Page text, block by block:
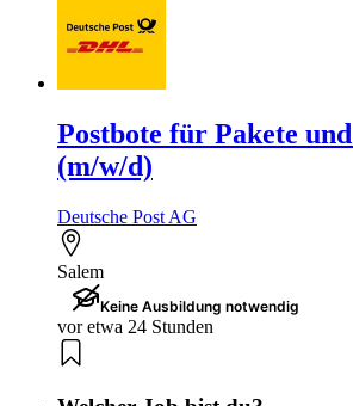
Postbote für Pakete
(m/w/d)
Deutsche Post AG
Salem
Keine Ausbildung notwendig
vor etwa 24 Stunden